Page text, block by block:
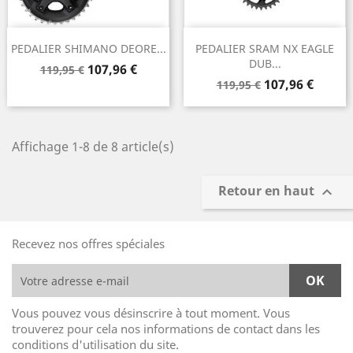
PEDALIER SHIMANO DEORE...
Prix
119,95 € Prix
107,96 €
PEDALIER SRAM NX EAGLE
DUB...
Prix
119,95 € Prix
107,96 €
Affichage 1-8 de 8 article(s)
Retour en haut 
Recevez nos offres spéciales
Vous pouvez vous désinscrire à tout moment. Vous
trouverez pour cela nos informations de contact dans les
conditions d'utilisation du site.